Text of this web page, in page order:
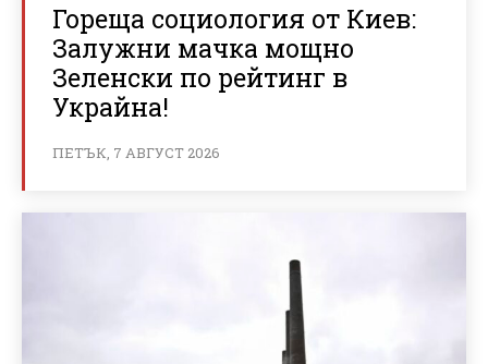
Гореща социология от Киев:
Залужни мачка мощно
Зеленски по рейтинг в
Украйна!
ПЕТЪК, 7 АВГУСТ 2026